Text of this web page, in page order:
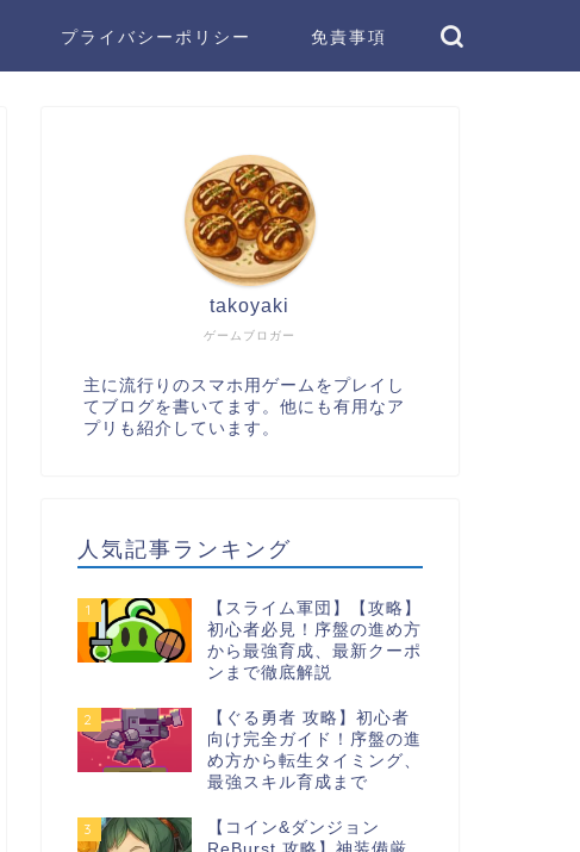
プライバシーポリシー 免責事項
ゲームブロガー
takoyaki
主に流行りのスマホ用ゲームをプレイし
てブログを書いてます。他にも有用なア
プリも紹介しています。
人気記事ランキング
1
【スライム軍団】【攻略】
初心者必見！序盤の進め方
から最強育成、最新クーポ
ンまで徹底解説
2
【ぐる勇者 攻略】初心者
向け完全ガイド！序盤の進
め方から転生タイミング、
最強スキル育成まで
3
【コイン&ダンジョン